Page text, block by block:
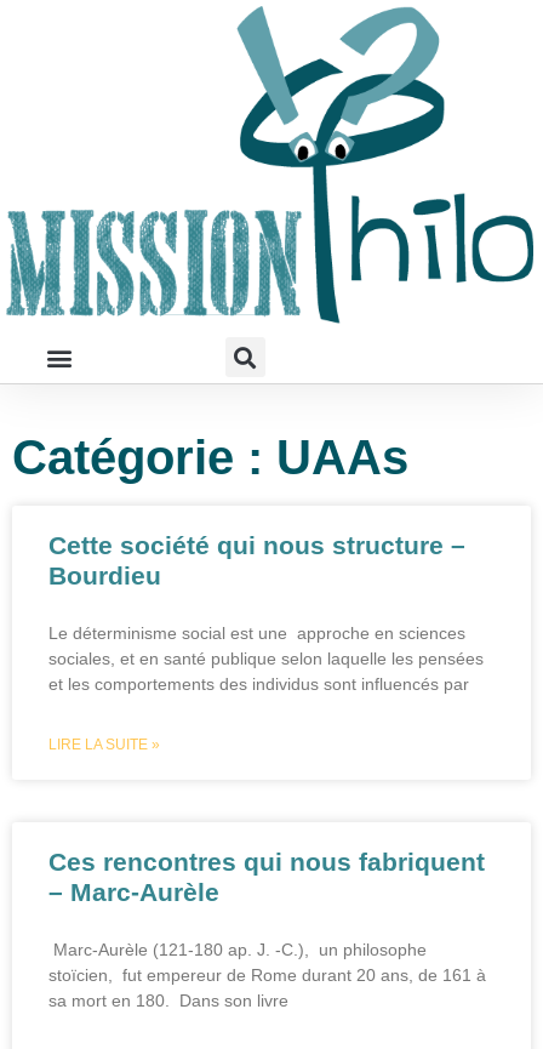
Catégorie : UAAs
Cette société qui nous structure –
Bourdieu
Le déterminisme social est une approche en sciences
sociales, et en santé publique selon laquelle les pensées
et les comportements des individus sont influencés par
LIRE LA SUITE »
Ces rencontres qui nous fabriquent
– Marc-Aurèle
Marc-Aurèle (121-180 ap. J. -C.), un philosophe
stoïcien, fut empereur de Rome durant 20 ans, de 161 à
sa mort en 180. Dans son livre